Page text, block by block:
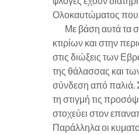
Ολοκαυτώματος που
Με βάση αυτά τα
κτιρίων και στην
στις διώξεις των
της θάλασσας και
σύνδεση από παλιά.
τη στιγμή τις
στοχεύει στον
Παράλληλα οι